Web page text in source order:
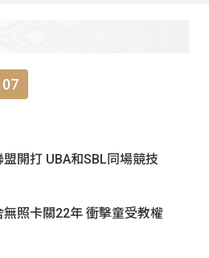
開打 UBA和SBL同場競技
無照卡關22年 衝擊童受教權